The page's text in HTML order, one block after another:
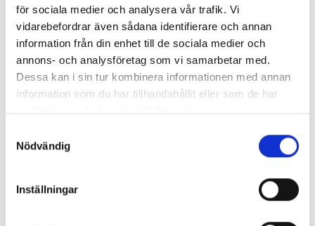
för sociala medier och analysera vår trafik. Vi
vidarebefordrar även sådana identifierare och annan
information från din enhet till de sociala medier och
annons- och analysföretag som vi samarbetar med.
Dessa kan i sin tur kombinera informationen med annan
information som du har tillhandahållit eller som de har
samlat in när du har använt deras tjänster.
Nödvändig
Inställningar
Bälten
Accessoarer
Det här är restavfall:
Strumpor eller underkläder
Fläckig, nedsmutsad, sliten eller trasig textil, så
materialåtervinna
Möglig eller textil angripen av skadedjur